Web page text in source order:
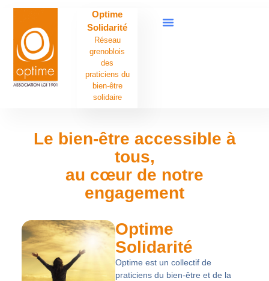
Optime
Solidarité
Réseau
grenoblois
des
praticiens du
bien-être
solidaire
Le bien-être accessible à
tous,
au cœur de notre
engagement
Optime
Solidarité
Optime est un collectif de
praticiens du bien-être et de la